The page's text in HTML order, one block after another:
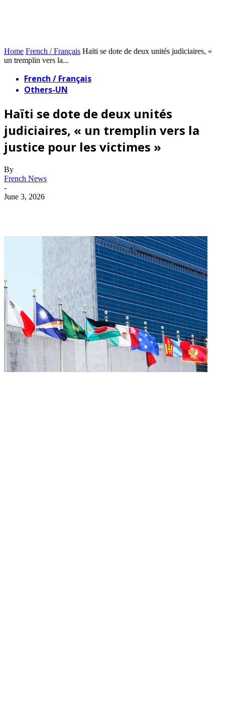
Home French / Français Haïti se dote de deux unités judiciaires, «
un tremplin vers la...
French / Français
Others-UN
Haïti se dote de deux unités
judiciaires, « un tremplin vers la
justice pour les victimes »
By
French News
-
June 3, 2026